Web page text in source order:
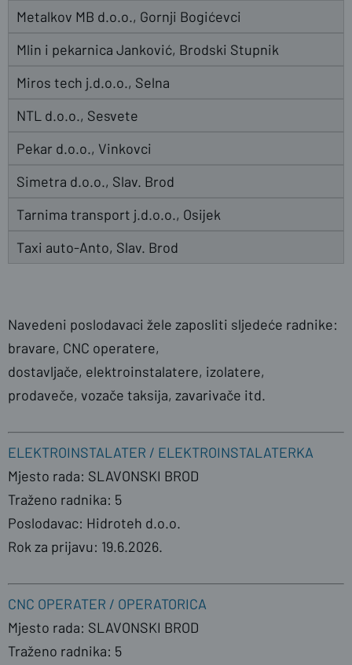
Metalkov MB d.o.o., Gornji Bogićevci
Mlin i pekarnica Janković, Brodski Stupnik
Miros tech j.d.o.o., Selna
NTL d.o.o., Sesvete
Pekar d.o.o., Vinkovci
Simetra d.o.o., Slav. Brod
Tarnima transport j.d.o.o., Osijek
Taxi auto-Anto, Slav. Brod
Navedeni poslodavaci žele zaposliti sljedeće radnike:
bravare, CNC operatere,
dostavljače, elektroinstalatere, izolatere,
prodaveče, vozače taksija, zavarivače itd.
ELEKTROINSTALATER / ELEKTROINSTALATERKA
Mjesto rada: SLAVONSKI BROD
Traženo radnika: 5
Poslodavac: Hidroteh d.o.o.
Rok za prijavu: 19.6.2026.
CNC OPERATER / OPERATORICA
Mjesto rada: SLAVONSKI BROD
Traženo radnika: 5